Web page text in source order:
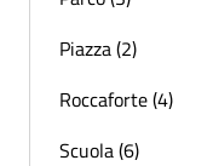
Piazza (2)
Roccaforte (4)
Scuola (6)